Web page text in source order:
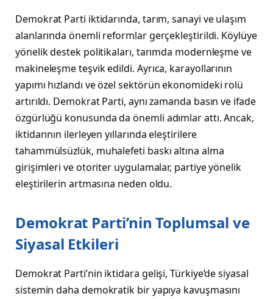
Demokrat Parti iktidarında, tarım, sanayi ve ulaşım
alanlarında önemli reformlar gerçekleştirildi. Köylüye
yönelik destek politikaları, tarımda modernleşme ve
makineleşme teşvik edildi. Ayrıca, karayollarının
yapımı hızlandı ve özel sektörün ekonomideki rolü
artırıldı. Demokrat Parti, aynı zamanda basın ve ifade
özgürlüğü konusunda da önemli adımlar attı. Ancak,
iktidarının ilerleyen yıllarında eleştirilere
tahammülsüzlük, muhalefeti baskı altına alma
girişimleri ve otoriter uygulamalar, partiye yönelik
eleştirilerin artmasına neden oldu.
Demokrat Parti’nin Toplumsal ve
Siyasal Etkileri
Demokrat Parti’nin iktidara gelişi, Türkiye’de siyasal
sistemin daha demokratik bir yapıya kavuşmasını